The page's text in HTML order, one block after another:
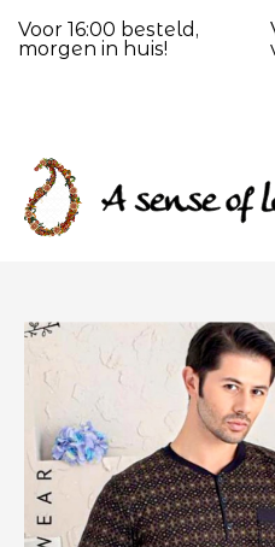
Voor 16:00 besteld,
morgen in huis!